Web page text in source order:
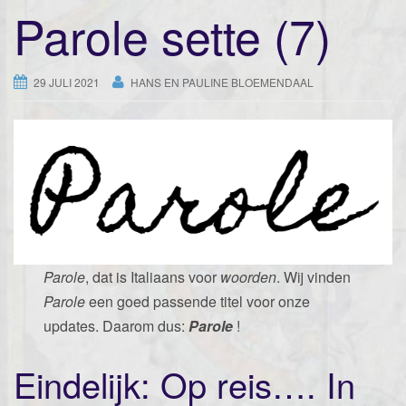
Parole sette (7)
29 JULI 2021 HANS EN PAULINE BLOEMENDAAL
Parole, dat is Italiaans voor woorden. Wij vinden
Paroleeen goed passende titel voor onze
updates. Daarom dus:Parole !
Eindelijk: Op reis…. In